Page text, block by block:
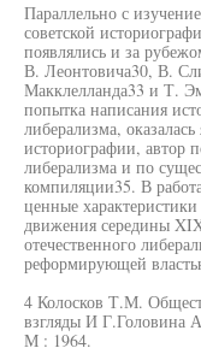
Параллельно с
советской
появлялись и за
В. Леонтовича30, В.
Макклелланда33 и Т.
попытка написания
либерализма,
историографии, автор
либерализма и по
компиляции35. В
ценные
движения середины
отечественного
реформирующей
4 Колосков Т.М.
взгляды И Г.Головина
М : 1964.